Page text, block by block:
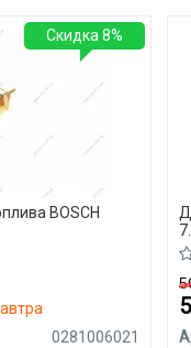
BOSCH
0281006021
Скидка 8%